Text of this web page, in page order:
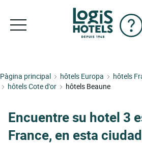
Pàgina principal hôtels Europa hôtels
hôtels Cote d'or
hôtels Beaune
Encuentre su hotel 3
France, en esta